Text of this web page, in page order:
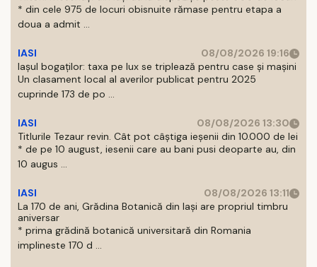
* din cele 975 de locuri obisnuite rămase pentru etapa a
doua a admit ...
IASI
08/08/2026 19:16
Iașul bogaților: taxa pe lux se triplează pentru case și mașini
Un clasament local al averilor publicat pentru 2025
cuprinde 173 de po ...
IASI
08/08/2026 13:30
Titlurile Tezaur revin. Cât pot câștiga ieșenii din 10.000 de lei
* de pe 10 august, iesenii care au bani pusi deoparte au, din
10 augus ...
IASI
08/08/2026 13:11
La 170 de ani, Grădina Botanică din Iași are propriul timbru
aniversar
* prima grădină botanică universitară din Romania
implineste 170 d ...